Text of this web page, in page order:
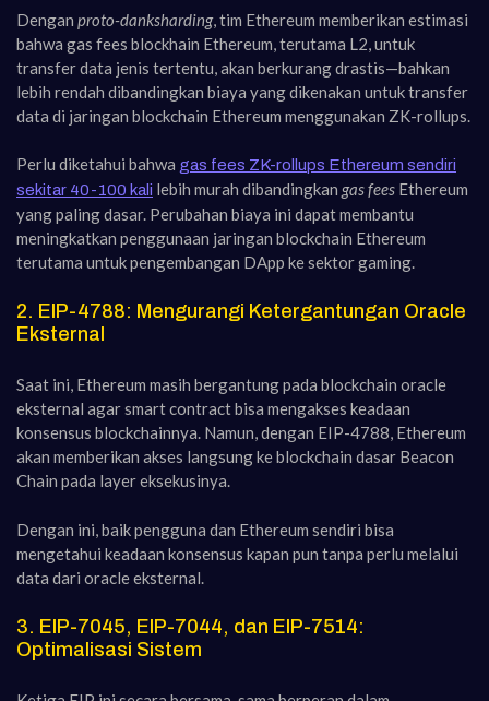
Dengan proto-danksharding, tim Ethereum memberikan estimasi
bahwa gas fees blockhain Ethereum, terutama L2, untuk
transfer data jenis tertentu, akan berkurang drastis—bahkan
lebih rendah dibandingkan biaya yang dikenakan untuk transfer
data di jaringan blockchain Ethereum menggunakan ZK-rollups.
Perlu diketahui bahwa gas fees ZK-rollups Ethereum sendiri
sekitar 40-100 kali lebih murah dibandingkan gas fees Ethereum
yang paling dasar. Perubahan biaya ini dapat membantu
meningkatkan penggunaan jaringan blockchain Ethereum
terutama untuk pengembangan DApp ke sektor gaming.
2. EIP-4788: Mengurangi Ketergantungan Oracle
Eksternal
Saat ini, Ethereum masih bergantung pada blockchain oracle
eksternal agar smart contract bisa mengakses keadaan
konsensus blockchainnya. Namun, dengan EIP-4788, Ethereum
akan memberikan akses langsung ke blockchain dasar Beacon
Chain pada layer eksekusinya.
Dengan ini, baik pengguna dan Ethereum sendiri bisa
mengetahui keadaan konsensus kapan pun tanpa perlu melalui
data dari oracle eksternal.
3. EIP-7045, EIP-7044, dan EIP-7514:
Optimalisasi Sistem